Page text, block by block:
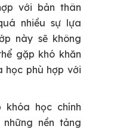
với bản thân
nhiều sự lựa
này sẽ không
gặp khó khăn
học phù hợp với
khóa học chính
nền tảng